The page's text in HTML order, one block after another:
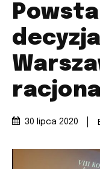
30 lipca 2020